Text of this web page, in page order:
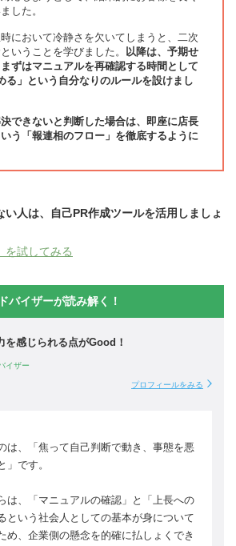
した。
において冷静さを欠いてしまうと、二次
いうことを学びました。 以降は、予期せ
ずはマニュアルを再確認する時間として
る」という自分なりのルールを設けまし
できないと判断した場合は、即座に店長
う「報連相のフロー」を徹底するように
人は、自己PR作成ツールを活用しましょ
を試してみる
バイザーが読み解く！
を感じられる点がGood！
イザー
プロフィールをみる
は、「焦って自己判断で動き、事態を悪
」です。
は、「マニュアルの確認」と「上長への
という社会人としての基本が身について
め、企業側の懸念を的確に払しょくでき